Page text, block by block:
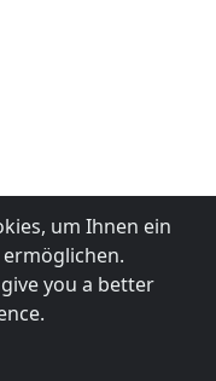
um Ihnen ein
you a better